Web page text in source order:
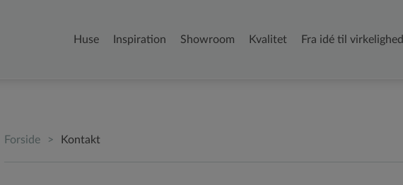
Huse Inspiration Showroom Kvalitet Fra idé til virkelighed
Forside > Kontakt